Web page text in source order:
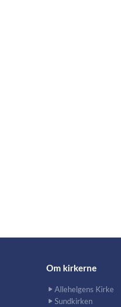
Om kirkerne
Allehelgens Kirke
Sundkirken